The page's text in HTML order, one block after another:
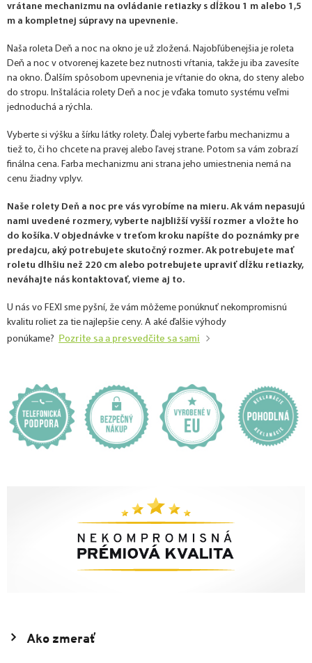
vrátane mechanizmu na ovládanie retiazky s dĺžkou 1 m alebo 1,5
m a kompletnej súpravy na upevnenie.
Naša roleta Deň a noc na okno je už zložená. Najobľúbenejšia je roleta
Deň a noc v otvorenej kazete bez nutnosti vŕtania, takže ju iba zavesíte
na okno. Ďalším spôsobom upevnenia je vŕtanie do okna, do steny alebo
do stropu. Inštalácia rolety Deň a noc je vďaka tomuto systému veľmi
jednoduchá a rýchla.
Vyberte si výšku a šírku látky rolety. Ďalej vyberte farbu mechanizmu a
tiež to, či ho chcete na pravej alebo ľavej strane. Potom sa vám zobrazí
finálna cena. Farba mechanizmu ani strana jeho umiestnenia nemá na
cenu žiadny vplyv.
Naše rolety Deň a noc pre vás vyrobíme na mieru. Ak vám nepasujú
nami uvedené rozmery, vyberte najbližší vyšší rozmer a vložte ho
do košíka. V objednávke v treťom kroku napíšte do poznámky pre
predajcu, aký potrebujete skutočný rozmer. Ak potrebujete mať
roletu dlhšiu než 220 cm alebo potrebujete upraviť dĺžku retiazky,
neváhajte nás kontaktovať, vieme aj to.
U nás vo FEXI sme pyšní, že vám môžeme ponúknuť nekompromisnú
kvalitu roliet za tie najlepšie ceny. A aké ďalšie výhody
ponúkame? Pozrite sa a presvedčite sa sami
Ako zmerať